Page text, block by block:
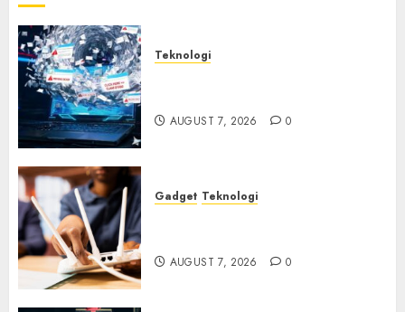
Teknologi
AUGUST 7, 2026 0
Gadget Teknologi
AUGUST 7, 2026 0